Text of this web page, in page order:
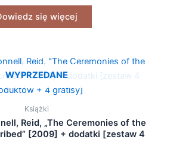
się więcej
WYPRZEDANE
Książki
Reid, „The Ceremonies of the
[2009] + dodatki [zestaw 4